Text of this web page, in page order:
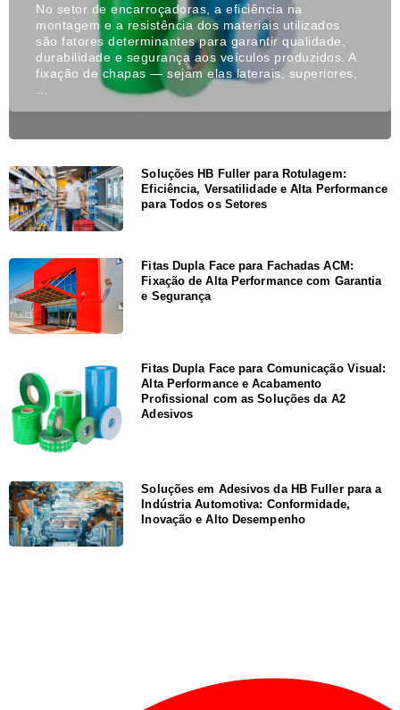
No setor de encarroçadoras, a eficiência na
montagem e a resistência dos materiais utilizados
são fatores determinantes para garantir qualidade,
durabilidade e segurança aos veículos produzidos. A
fixação de chapas — sejam elas laterais, superiores,
Soluções HB Fuller para Rotulagem:
Eficiência, Versatilidade e Alta Performance
para Todos os Setores
Fitas Dupla Face para Fachadas ACM:
Fixação de Alta Performance com Garantia
e Segurança
Fitas Dupla Face para Comunicação Visual:
Alta Performance e Acabamento
Profissional com as Soluções da A2
Adesivos
Soluções em Adesivos da HB Fuller para a
Indústria Automotiva: Conformidade,
Inovação e Alto Desempenho